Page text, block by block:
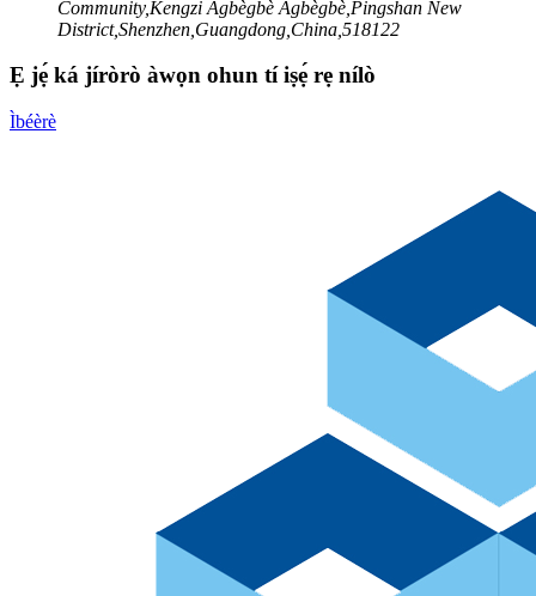
Community,Kengzi Agbègbè Agbègbè,Pingshan New
District,Shenzhen,Guangdong,China,518122
Ẹ jẹ́ ká jíròrò àwọn ohun tí iṣẹ́ rẹ nílò
Ìbéèrè